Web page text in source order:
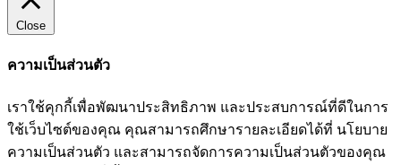
Close
ความเป็นส่วนตัว
เราใช้คุกกี้เพื่อพัฒนาประสิทธิภาพ และประสบการณ์ที่ดีในการ
ใช้เว็บไซต์ของคุณ คุณสามารถศึกษารายละเอียดได้ที่ นโยบาย
ความเป็นส่วนตัว และสามารถจัดการความเป็นส่วนตัวของคุณ